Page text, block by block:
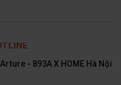
- 893A X HOME Hà Nội